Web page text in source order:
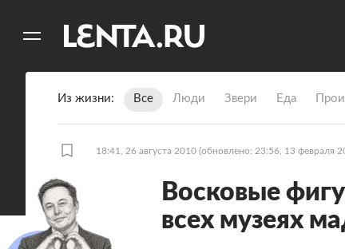
Из жизни Все Люди Звери Еда
18:41, 26 августа 2010 (обновлено: 23:56, 13 февраля
Восковые
всех музеях